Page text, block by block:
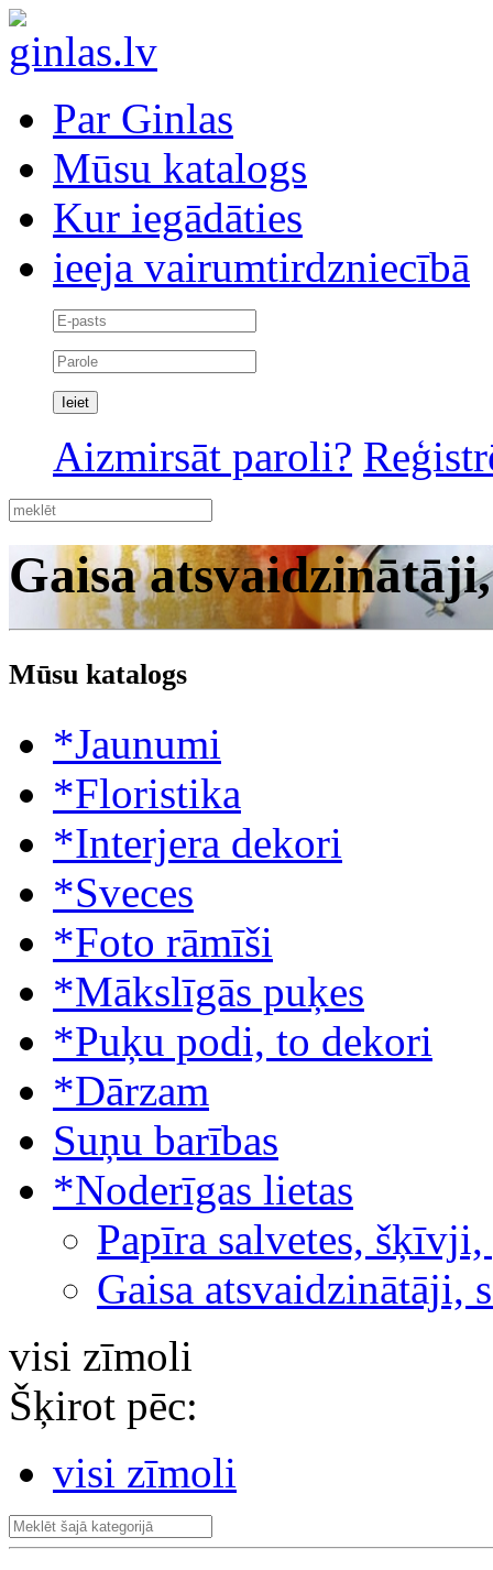
Par Ginlas
Mūsu katalogs
Kur iegādāties
ieeja vairumtirdzniecībā
Aizmirsāt paroli?
Gaisa atsvaidzinātāji,
Mūsu katalogs
*Jaunumi
*Floristika
*Interjera dekori
*Sveces
*Foto rāmīši
*Mākslīgās puķes
*Puķu podi, to dekori
*Dārzam
Suņu barības
*Noderīgas lietas
Papīra salvetes,
Gaisa atsvaidzinātāji,
visi zīmoli
Šķirot pēc:
visi zīmoli